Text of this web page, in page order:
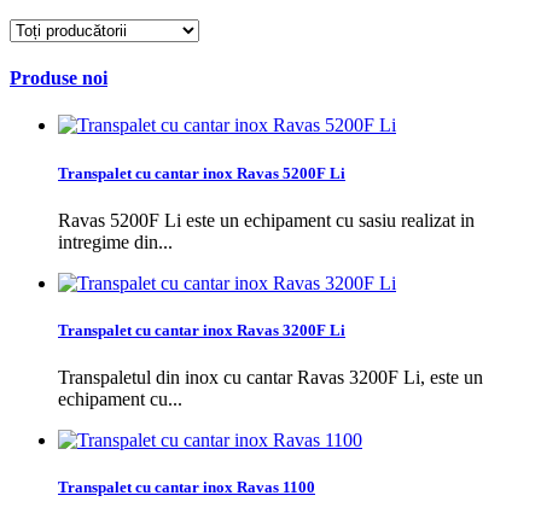
Produse noi
Transpalet cu cantar inox Ravas 5200F Li
Ravas 5200F Li este un echipament cu sasiu realizat in
intregime din...
Transpalet cu cantar inox Ravas 3200F Li
Transpaletul din inox cu cantar Ravas 3200F Li, este un
echipament cu...
Transpalet cu cantar inox Ravas 1100